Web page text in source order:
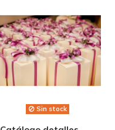
Sin stock